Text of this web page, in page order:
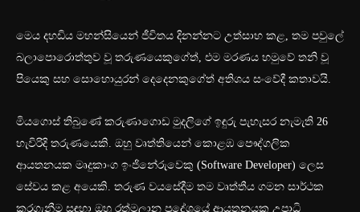
මෙය දහඩිය මහන්සියෙන් ජීවිතය දිනන්නට උත්සාහ කළ, තම පවුලේ
බලාපොරොත්තුව වූ තරුණයෙකුගේත්, එම මරණය හමුවේ තනි වූ
පියෙකු සහ සොහොයුරන් දෙදෙනකුගේත් අතිශය සංවේදී කතාවයි.
මියගොස් තිබුණේ කරුණාගොඩ මුදලිගේ ඉඳුරු පැහැසර නැමැති 26
හැවිරිදි තරුණයෙකි. ඔහු වෘත්තියෙන් කොළඹ පෞද්ගලික
ආයතනයක මෘදුකාංග ඉංජිනේරුවෙකු (Software Developer) ලෙස
සේවය කළ අයෙකි. තරුණ වයසේදීම තම වෘත්තීය ගමන සාර්ථක
කරගැනීම සඳහා ඔහු රත්මලාන ප්‍රදේශයේ ආයතනයක උපාධි